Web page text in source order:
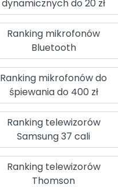
dynamicznych do 20 zł
Ranking mikrofonów
Bluetooth
Ranking mikrofonów do
śpiewania do 400 zł
Ranking telewizorów
Samsung 37 cali
Ranking telewizorów
Thomson